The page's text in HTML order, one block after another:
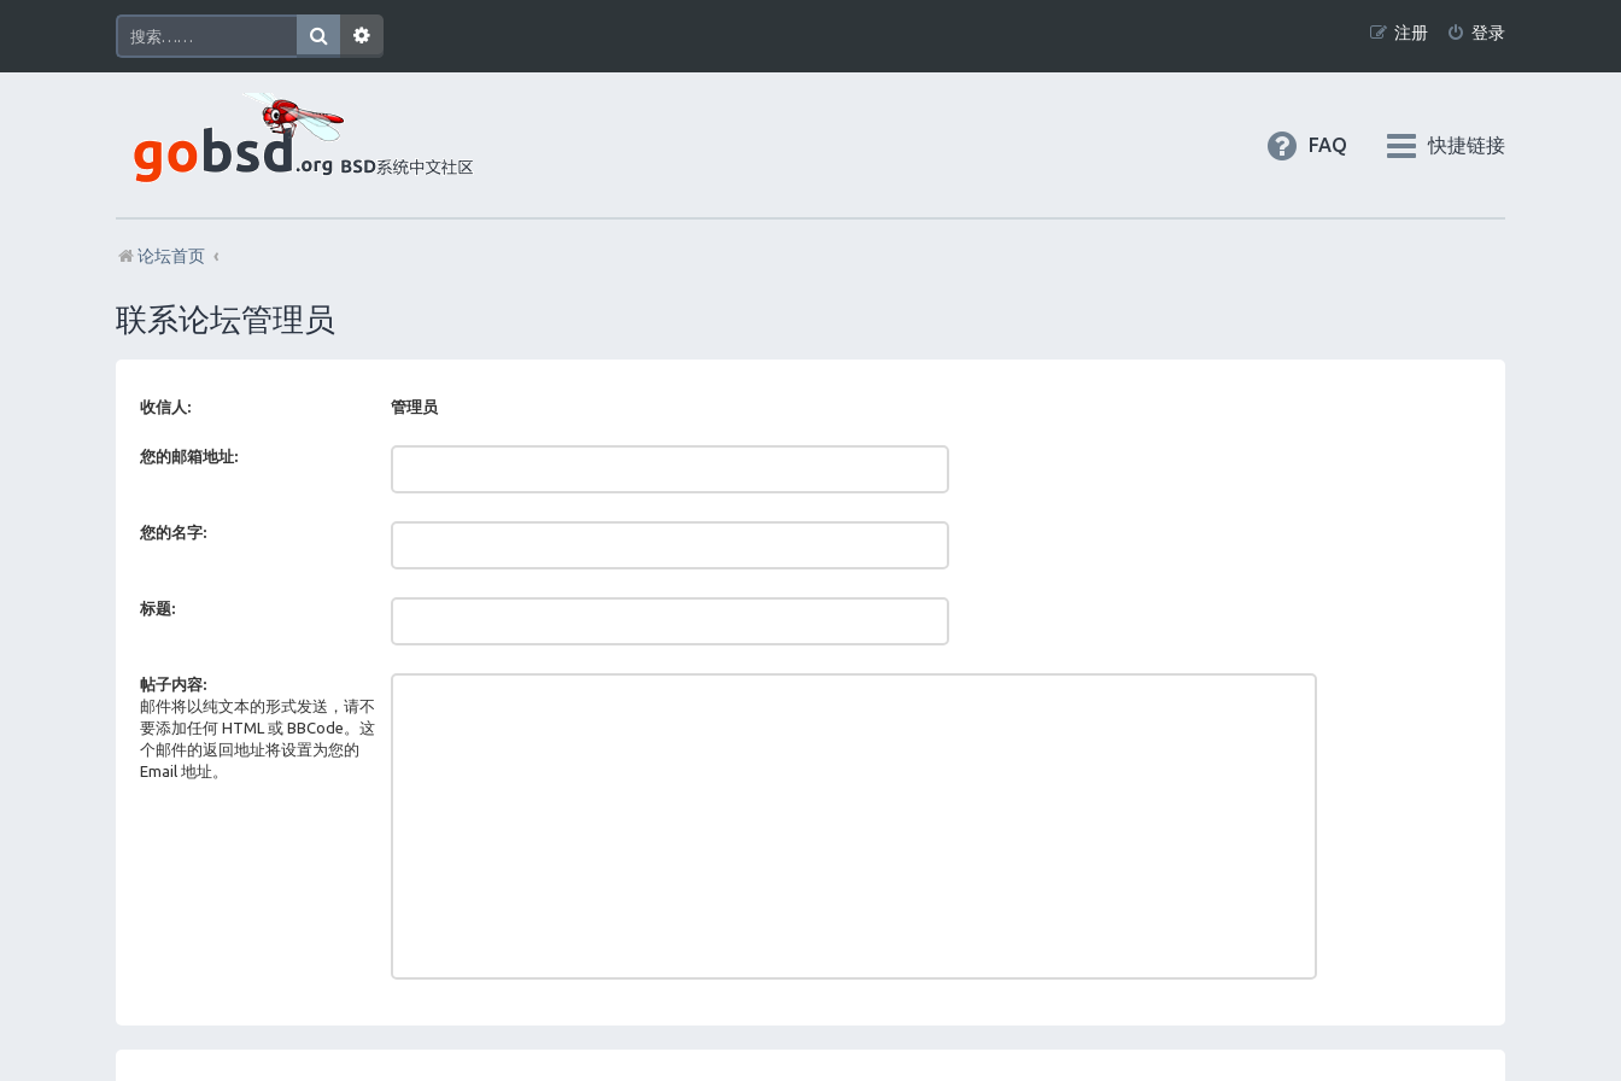
登录
注册
快捷链接
FAQ
论坛首页
联系论坛管理员
收信人: 管理员
您的邮箱地址:
您的名字:
标题:
帖子内容:
邮件将以纯文本的形式发送，请不
要添加任何 HTML 或 BBCode。这
个邮件的返回地址将设置为您的
Email 地址。